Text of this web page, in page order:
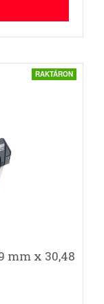
RAKTÁRON
mm x 30,48